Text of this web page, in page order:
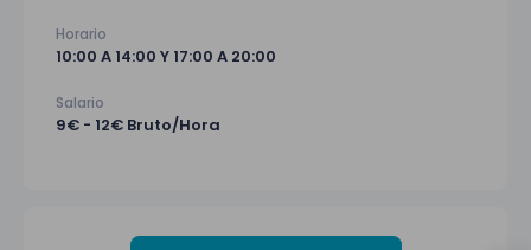
Horario
10:00 A 14:00 Y 17:00 A 20:00
Salario
9€ - 12€ Bruto/Hora